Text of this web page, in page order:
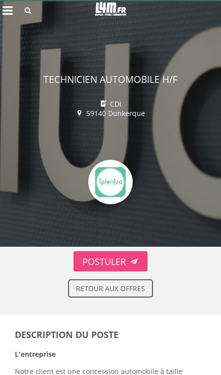
Rechercher
Annuler
POSTULER
RETOUR AUX OFFRES
TECHNICIEN AUTOMOBILE H/F
CDI
59140 Dunkerque
DESCRIPTION DU POSTE
L'entreprise
Notre client est une concession automobile à taille